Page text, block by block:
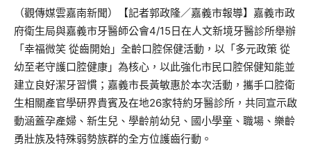
（觀傳媒雲嘉南新聞）【記者郭政隆／嘉義市報導】嘉義市政
府衛生局與嘉義市牙醫師公會4/15日在人文新境牙醫診所舉辦
「幸福微笑 從齒開始 」全齡口腔保健活動，以「多元政策 從
幼至老守護口腔健康」為核心，以此強化市民口腔保健知能並
建立良好潔牙習慣；嘉義市長黃敏惠於本次活動，攜手口腔衛
生相關產官學研界貴賓及在地26家特約牙醫診所，共同宣示啟
動涵蓋孕產婦、新生兒、學齡前幼兒、國小學童、職場、樂齡
勇壯族及特殊弱勢族群的全方位護齒行動 。